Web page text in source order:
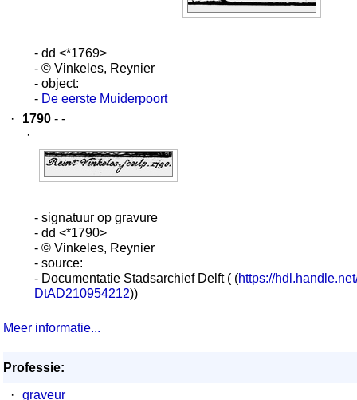
- dd <*1769>
- © Vinkeles, Reynier
- object:
- De eerste Muiderpoort
·
1790 - -
·
- signatuur op gravure
- dd <*1790>
- © Vinkeles, Reynier
- source:
- Documentatie Stadsarchief Delft ( (https://
DtAD210954212))
Meer informatie...
Professie:
·
graveur